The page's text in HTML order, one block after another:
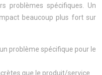
problèmes spécifiques. Un
beaucoup plus fort sur
problème spécifique pour le
que le produit/service